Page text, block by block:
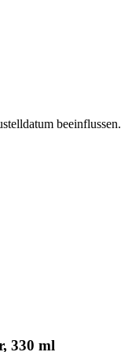
beeinflussen.
330 ml